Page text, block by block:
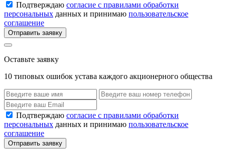
Подтверждаю согласие с правилами обработки
персональных данных и принимаю пользовательское
соглашение
Отправить заявку
Оставьте заявку
10 типовых ошибок устава каждого акционерного общества
Подтверждаю согласие с правилами обработки
персональных данных и принимаю пользовательское
соглашение
Отправить заявку